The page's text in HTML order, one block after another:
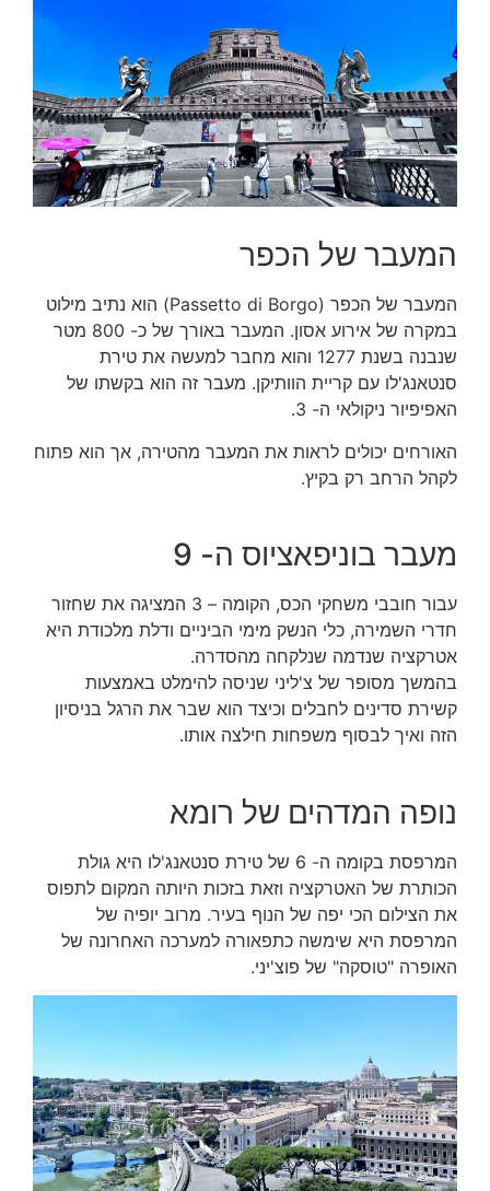
המעבר של הכפר
המעבר של הכפר (Passetto di Borgo) הוא נתיב מילוט
במקרה של אירוע אסון. המעבר באורך של כ- 800 מטר
שנבנה בשנת 1277 והוא מחבר למעשה את טירת
סנטאנג'לו עם קריית הוותיקן. מעבר זה הוא בקשתו של
האפיפיור ניקולאי ה- 3.
האורחים יכולים לראות את המעבר מהטירה, אך הוא פתוח
לקהל הרחב רק בקיץ.
מעבר בוניפאציוס ה- 9
עבור חובבי משחקי הכס, הקומה – 3 המציגה את שחזור
חדרי השמירה, כלי הנשק מימי הביניים ודלת מלכודת היא
אטרקציה שנדמה שנלקחה מהסדרה.
בהמשך מסופר של צ'ליני שניסה להימלט באמצעות
קשירת סדינים לחבלים וכיצד הוא שבר את הרגל בניסיון
הזה ואיך לבסוף משפחות חילצה אותו.
נופה המדהים של רומא
המרפסת בקומה ה- 6 של טירת סנטאנג'לו היא גולת
הכותרת של האטרקציה וזאת בזכות היותה המקום לתפוס
את הצילום הכי יפה של הנוף בעיר. מרוב יופיה של
המרפסת היא שימשה כתפאורה למערכה האחרונה של
האופרה "טוסקה" של פוצ'יני.